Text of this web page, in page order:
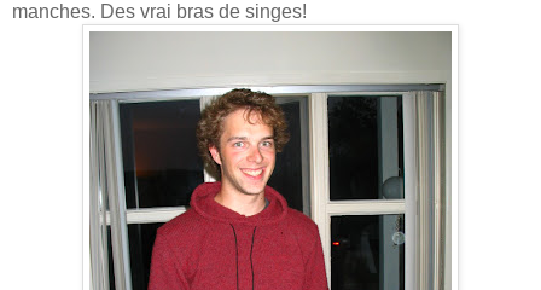
manches. Des vrai bras de singes!